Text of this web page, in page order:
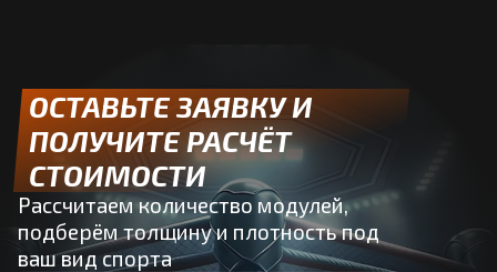
ОСТАВЬТЕ ЗАЯВКУ И
ПОЛУЧИТЕ РАСЧЁТ
СТОИМОСТИ
Рассчитаем количество модулей,
подберём толщину и плотность под
ваш вид спорта